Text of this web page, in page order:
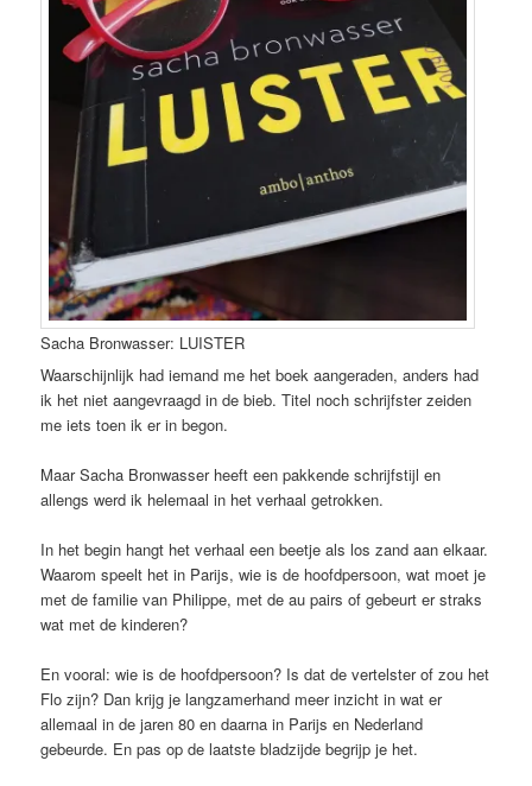
Sacha Bronwasser: LUISTER
Waarschijnlijk had iemand me het boek aangeraden, anders had
ik het niet aangevraagd in de bieb. Titel noch schrijfster zeiden
me iets toen ik er in begon.
Maar Sacha Bronwasser heeft een pakkende schrijfstijl en
allengs werd ik helemaal in het verhaal getrokken.
In het begin hangt het verhaal een beetje als los zand aan elkaar.
Waarom speelt het in Parijs, wie is de hoofdpersoon, wat moet je
met de familie van Philippe, met de au pairs of gebeurt er straks
wat met de kinderen?
En vooral: wie is de hoofdpersoon? Is dat de vertelster of zou het
Flo zijn? Dan krijg je langzamerhand meer inzicht in wat er
allemaal in de jaren 80 en daarna in Parijs en Nederland
gebeurde. En pas op de laatste bladzijde begrijp je het.